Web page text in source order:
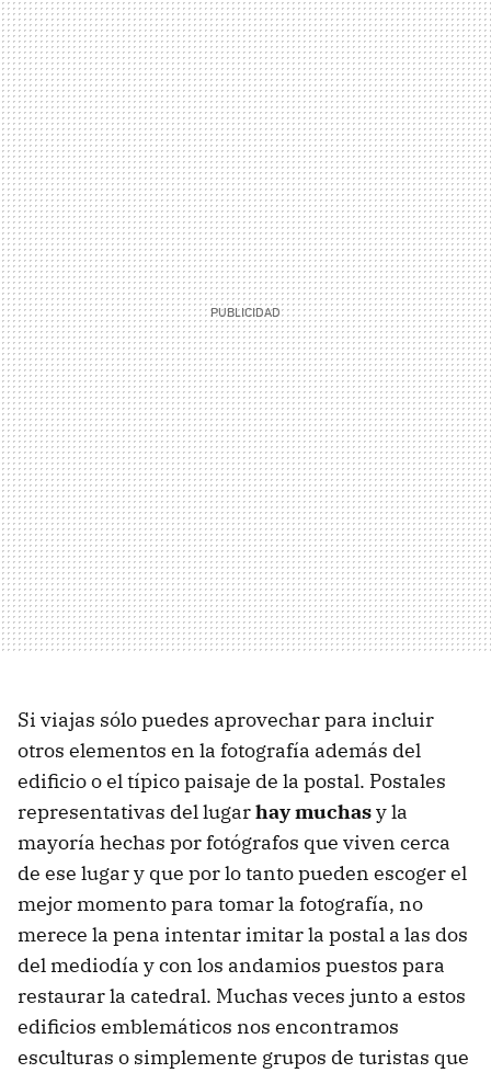
Si viajas sólo puedes aprovechar para incluir
otros elementos en la fotografía además del
edificio o el típico paisaje de la postal. Postales
representativas del lugarhay muchasy la
mayoría hechas por fotógrafos que viven cerca
de ese lugar y que por lo tanto pueden escoger el
mejor momento para tomar la fotografía, no
merece la pena intentar imitar la postal a las dos
del mediodía y con los andamios puestos para
restaurar la catedral. Muchas veces junto a estos
edificios emblemáticos nos encontramos
esculturas o simplemente grupos de turistas que